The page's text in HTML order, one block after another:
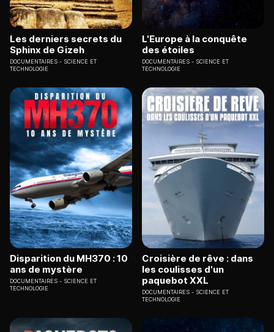
Les derniers secrets du
Sphinx de Gizeh
DOCUMENTAIRES
SCIENCE ET
TECHNOLOGIE
L'Europe à la conquête
des étoiles
DOCUMENTAIRES
SCIENCE ET
TECHNOLOGIE
Disparition du MH370 : 10
ans de mystère
DOCUMENTAIRES
SCIENCE ET
TECHNOLOGIE
Croisière de rêve : dans
les coulisses d'un
paquebot XXL
DOCUMENTAIRES
SCIENCE ET
TECHNOLOGIE